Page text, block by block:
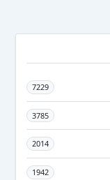
7229
3785
2014
1942